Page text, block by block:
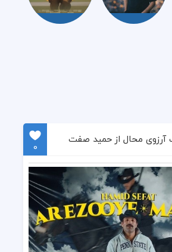
آرزوی محال از حمید صفت
0